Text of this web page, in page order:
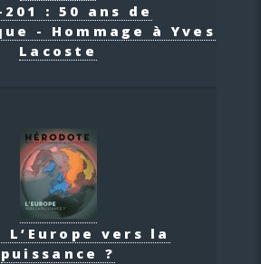
201 : 50 ans de
- Hommage à Yves
Lacoste
L’Europe vers la
puissance ?